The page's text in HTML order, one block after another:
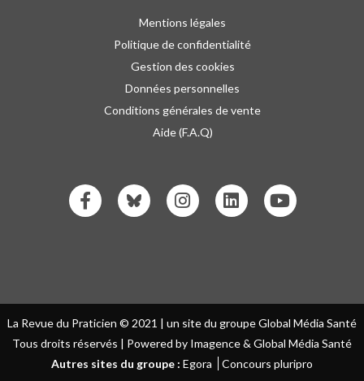
Mentions légales
Politique de confidentialité
Gestion des cookies
Données personnelles
Conditions générales de vente
Aide (F.A.Q)
La Revue du Praticien © 2021 | un site du groupe Global Média Santé
Tous droits réservés | Powered by Imagence & Global Média Santé
Autres sites du groupe : Egora Concours pluripro